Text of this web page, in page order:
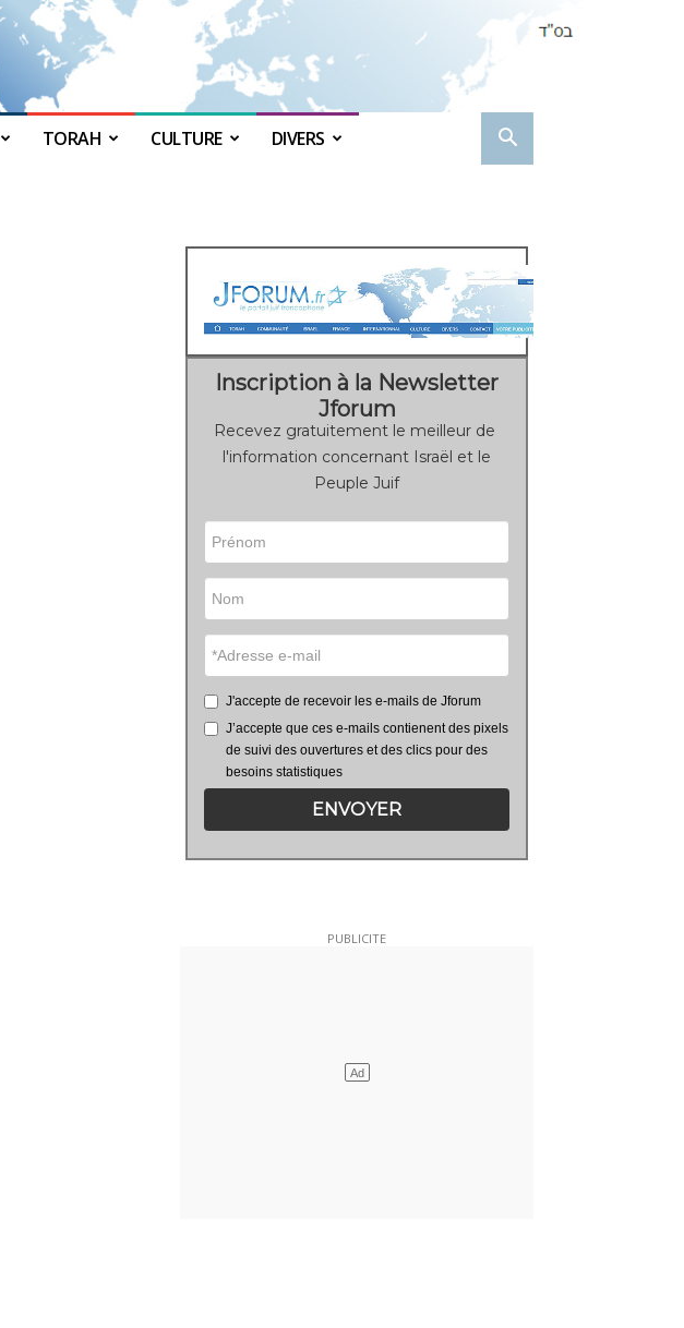
TORAH CULTURE DIVERS
Inscription à la Newsletter
Jforum
Recevez gratuitement le meilleur de
l'information concernant Israël et le
Peuple Juif
J'accepte de recevoir les e-mails de Jforum
J’accepte que ces e-mails contienent des pixels
de suivi des ouvertures et des clics pour des
besoins statistiques
ENVOYER